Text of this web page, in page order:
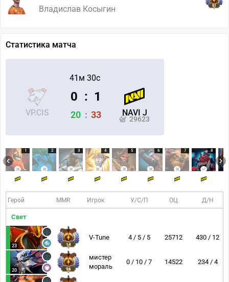
Владислав Косыгин
81
Статистика матча
41м 30с
VP.CIS NAVI J
29623
0 : 1
20 : 33
1 2 3 4 5 6 7 8
Герой MMR Игрок У/С/П ОЦ Д/Н
Свет
23 14
V-Tune 4 / 5 / 5 25712 430 / 12
20 96
мистер
мораль
0 / 10 / 7 14522 234 / 4